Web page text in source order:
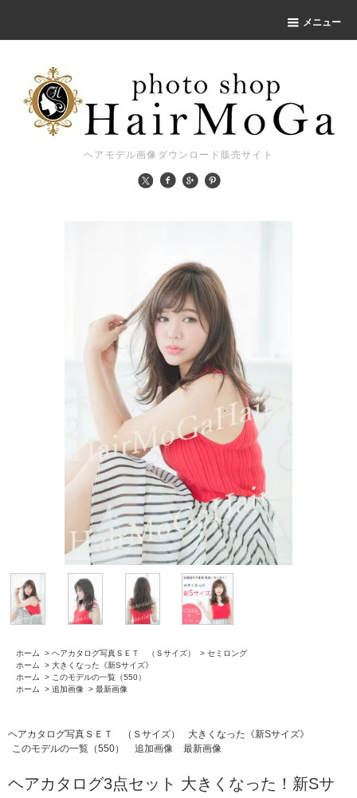
メニュー
ヘアモデル画像ダウンロード販売サイト
ホーム > ヘアカタログ写真ＳＥＴ （Ｓサイズ） > セミロング
ホーム
> 大きくなった《新Sサイズ》
ホーム
> このモデルの一覧（550）
ホーム
> 追加画像 > 最新画像
ヘアカタログ写真ＳＥＴ （Ｓサイズ）
大きくなった《新Sサイズ》
このモデルの一覧（550）
追加画像 最新画像
ヘアカタログ3点セット 大きくなった！新Sサ